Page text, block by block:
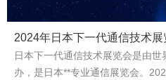
日本下一代通信技术展览会是由
办，是日本**专业通信展览会。